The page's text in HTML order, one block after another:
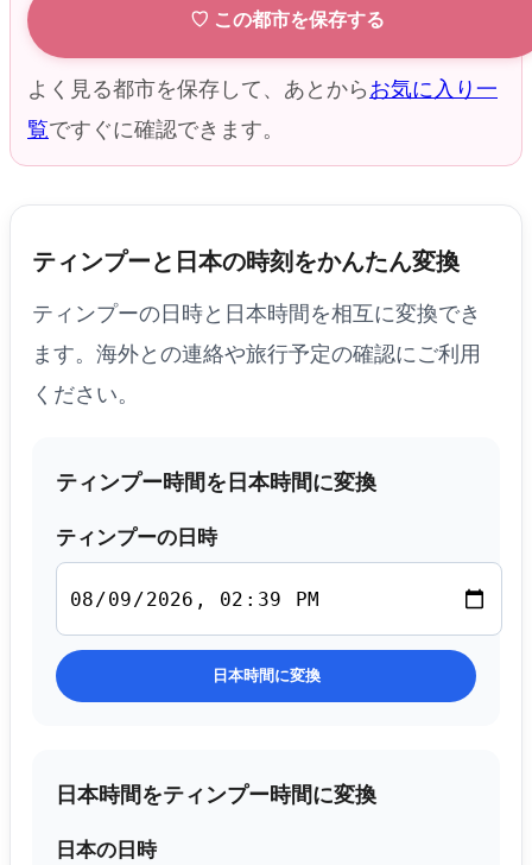
♡ この都市を保存する
よく見る都市を保存して、あとからお気に入り一
覧ですぐに確認できます。
ティンプーと日本の時刻をかんたん変換
ティンプーの日時と日本時間を相互に変換でき
ます。海外との連絡や旅行予定の確認にご利用
ください。
ティンプー時間を日本時間に変換
ティンプーの日時
日本時間に変換
日本時間をティンプー時間に変換
日本の日時